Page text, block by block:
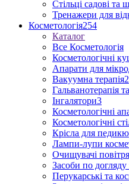
Стільці садові та
Тренажери для
Косметологія254
Каталог
Все Косметологія
Косметологічні
Апарати для
Вакуумна терапія2
Гальванотерапія
Інгалятори3
Косметологічні
Косметологічні
Крісла для
Лампи-лупи
Очищувачі повітря
Засоби по
Перукарські та